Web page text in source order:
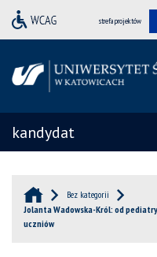
strefa projektów
kandydat
Bez kategorii
Jolanta Wadowska-Król: od
uczniów